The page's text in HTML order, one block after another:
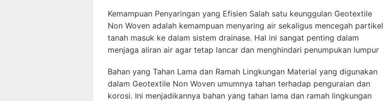
Kemampuan Penyaringan yang Efisien Salah satu keunggulan Geotextile
Non Woven adalah kemampuan menyaring air sekaligus mencegah partikel
tanah masuk ke dalam sistem drainase. Hal ini sangat penting dalam
menjaga aliran air agar tetap lancar dan menghindari penumpukan lumpur
Bahan yang Tahan Lama dan Ramah Lingkungan Material yang digunakan
dalam Geotextile Non Woven umumnya tahan terhadap penguraian dan
korosi. Ini menjadikannya bahan yang tahan lama dan ramah lingkungan